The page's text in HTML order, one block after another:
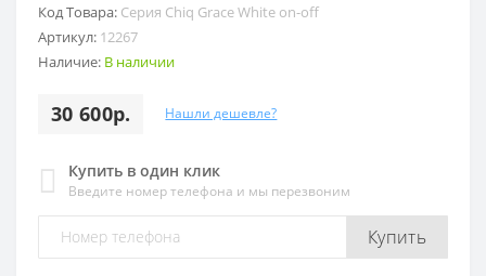
Код Товара: Серия Chiq Grace White on-off
Артикул: 12267
Наличие: В наличии
30 600р. Нашли дешевле?
Купить в один клик
Введите номер телефона и мы перезвоним
Купить